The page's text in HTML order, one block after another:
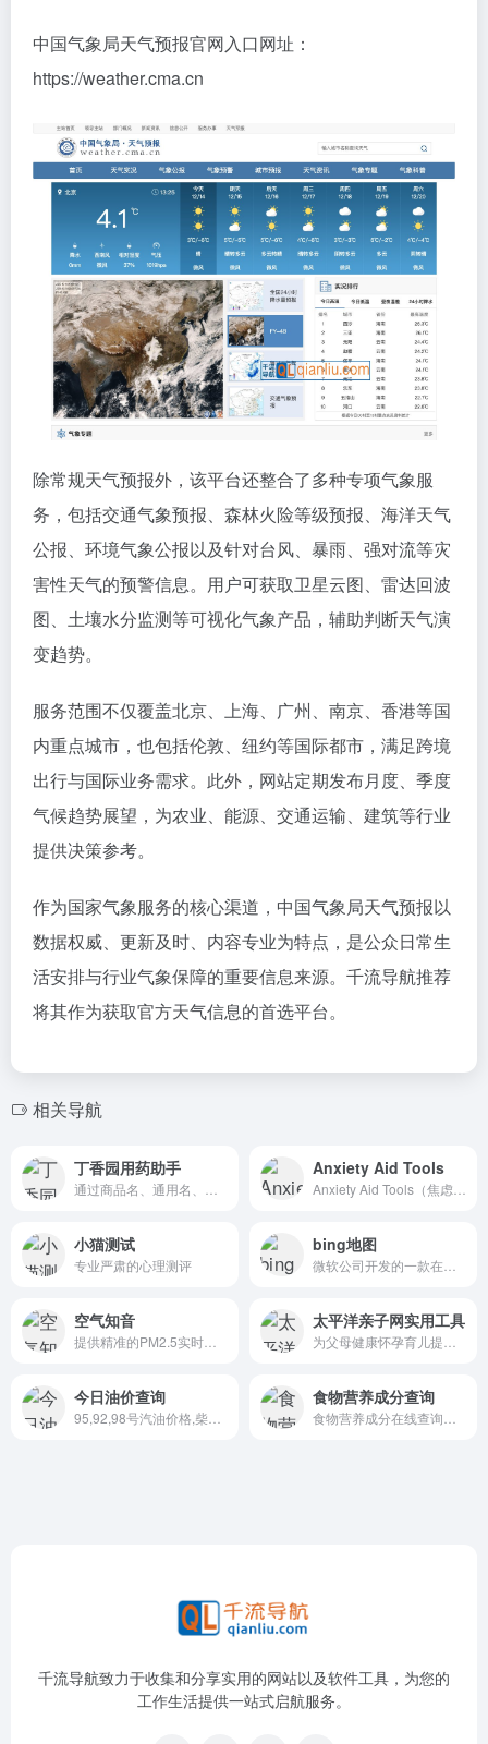
中国气象局天气预报官网入口网址：
https://weather.cma.cn
除常规天气预报外，该平台还整合了多种专项气象服
务，包括交通气象预报、森林火险等级预报、海洋天气
公报、环境气象公报以及针对台风、暴雨、强对流等灾
害性天气的预警信息。用户可获取卫星云图、雷达回波
图、土壤水分监测等可视化气象产品，辅助判断天气演
变趋势。
服务范围不仅覆盖北京、上海、广州、南京、香港等国
内重点城市，也包括伦敦、纽约等国际都市，满足跨境
出行与国际业务需求。此外，网站定期发布月度、季度
气候趋势展望，为农业、能源、交通运输、建筑等行业
提供决策参考。
作为国家气象服务的核心渠道，中国气象局天气预报以
数据权威、更新及时、内容专业为特点，是公众日常生
活安排与行业气象保障的重要信息来源。千流导航推荐
将其作为获取官方天气信息的首选平台。
相关导航
丁香园用药助手 Anxiety Aid Tools
小猫测试
专业严肃的心理测评
bing地图
空气知音 太平洋亲子网实用工具
今日油价查询 食物营养成分查询
千流导航致力于收集和分享实用的网站以及软件工具，为您的
工作生活提供一站式启航服务。